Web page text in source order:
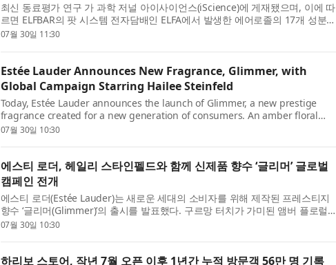
최신 동료평가 연구 가 과학 저널 아이사이언스(iScience)에 게재됐으며, 이에 따
르면 ELFBAR의 팟 시스템 전자담배인 ELFA에서 발생한 에어로졸의 17개 성분은
검출되지 않거나 담배 연기보다 현저히 낮은 수준인 것으로 ...
07월 30일 11:30
Estée Lauder Announces New Fragrance, Glimmer, with
Global Campaign Starring Hailee Steinfeld
Today, Estée Lauder announces the launch of Glimmer, a new prestige
fragrance created for a new generation of consumers. An amber floral
fragrance with a gourmand twist, Glimmer transforms the power of every...
07월 30일 10:30
에스티 로더, 헤일리 스타인펠드와 함께 신제품 향수 ‘글리머’ 글로벌
캠페인 전개
에스티 로더(Estée Lauder)는 새로운 세대의 소비자를 위해 제작된 프레스티지
향수 ‘글리머(Glimmer)’의 출시를 발표했다. 구르망 터치가 가미된 앰버 플로럴
향수인 글리머는 일상의 소소한 기쁨과 희망, 유대감의 순간을...
07월 30일 10:30
하리보 스토어, 작년 7월 오픈 이후 1년간 누적 방문객 56만 명 기록